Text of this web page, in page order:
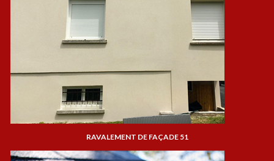
RAVALEMENT DE FAÇADE 51